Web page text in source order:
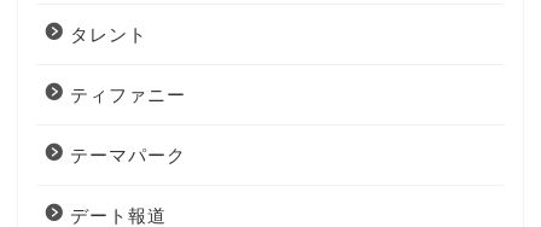
タレント
ティファニー
テーマパーク
デート報道